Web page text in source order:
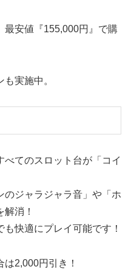
最安値『155,000円』で購
実施中。
べてのスロット台が「コイ
のジャラジャラ音」や「ホ
消！
快適にプレイ可能です！
は2,000円引き！